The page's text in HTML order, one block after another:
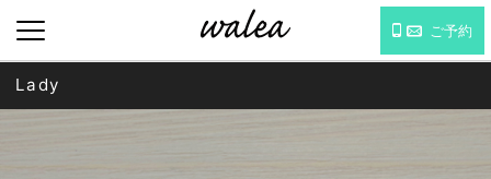
ご予約
Lady